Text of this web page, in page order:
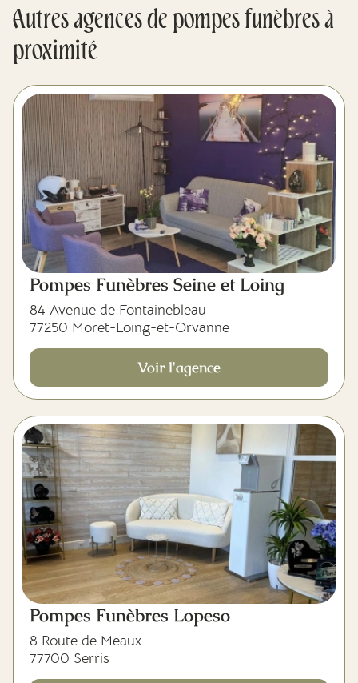
Autres agences de pompes funèbres à
proximité
Pompes Funèbres Seine et Loing
84 Avenue de Fontainebleau
77250 Moret-Loing-et-Orvanne
Voir l'agence
Pompes Funèbres Lopeso
8 Route de Meaux
77700 Serris